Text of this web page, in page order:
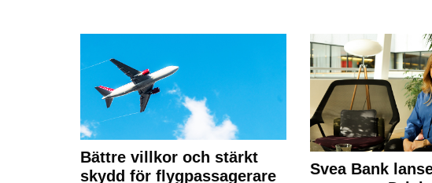
Bättre villkor och stärkt
skydd för flygpassagerare
Svea Bank